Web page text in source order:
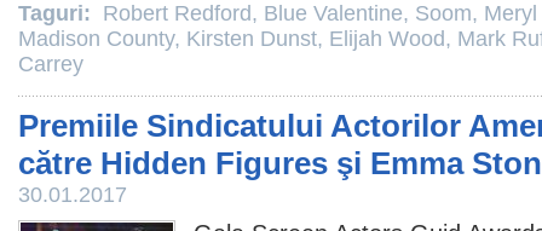
Taguri: Robert Redford, Blue Valentine, Soom,
Madison County, Kirsten Dunst, Elijah Wood, Mark
Carrey
Premiile Sindicatului Actorilor
către Hidden Figures şi Emma
30.01.2017